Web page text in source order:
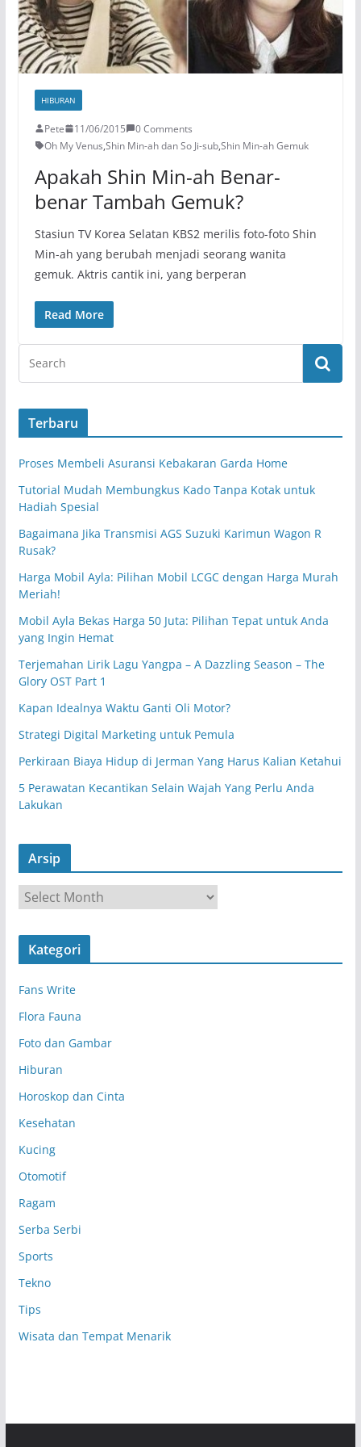
HIBURAN
Pete 11/06/2015
0 Comments
Oh My Venus,Shin Min-ah dan So Ji-sub,Shin Min-ah Gemuk
Apakah Shin Min-ah Benar-
benar Tambah Gemuk?
Stasiun TV Korea Selatan KBS2 merilis foto-foto Shin
Min-ah yang berubah menjadi seorang wanita
gemuk. Aktris cantik ini, yang berperan
Read More
Terbaru
Proses Membeli Asuransi Kebakaran Garda Home
Tutorial Mudah Membungkus Kado Tanpa Kotak untuk
Hadiah Spesial
Bagaimana Jika Transmisi AGS Suzuki Karimun Wagon R
Rusak?
Harga Mobil Ayla: Pilihan Mobil LCGC dengan Harga Murah
Meriah!
Mobil Ayla Bekas Harga 50 Juta: Pilihan Tepat untuk Anda
yang Ingin Hemat
Terjemahan Lirik Lagu Yangpa – A Dazzling Season – The
Glory OST Part 1
Kapan Idealnya Waktu Ganti Oli Motor?
Strategi Digital Marketing untuk Pemula
Perkiraan Biaya Hidup di Jerman Yang Harus Kalian Ketahui
5 Perawatan Kecantikan Selain Wajah Yang Perlu Anda
Lakukan
Arsip
r
s
Kategori
Fans Write
Flora Fauna
Foto dan Gambar
Hiburan
Horoskop dan Cinta
Kesehatan
Kucing
Otomotif
Ragam
Serba Serbi
Sports
Tekno
Tips
Wisata dan Tempat Menarik